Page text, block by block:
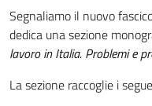
Segnaliamo il nuovo
dedica una sezione
lavoro in Italia. Problemi e
La sezione raccoglie i